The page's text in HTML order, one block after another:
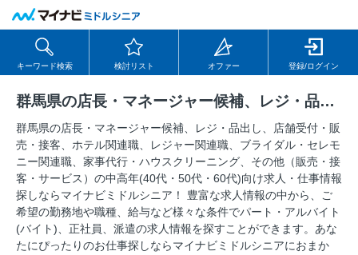
キーワード検索 検討リスト オファー 登録/ログイン
群馬県の店長・マネージャー候補、レジ・品出し、店舗受付・販売・接客、ホテル関連職、レジャー関連職、ブライダル・セレモニー関連職、家事代行・ハウスクリーニング、その他（販売・接客・サービス）の求人
群馬県の店長・マネージャー候補、レジ・品出し、店舗受付・販
売・接客、ホテル関連職、レジャー関連職、ブライダル・セレモ
ニー関連職、家事代行・ハウスクリーニング、その他（販売・接
客・サービス）の中⾼年(40代・50代・60代)向け求⼈・仕事情報
探しならマイナビミドルシニア！ 豊富な求人情報の中から、ご
希望の勤務地や職種、給与など様々な条件でパート・アルバイト
(バイト)、正社員、派遣の求人情報を探すことができます。あな
たにぴったりのお仕事探しならマイナビミドルシニアにおまか